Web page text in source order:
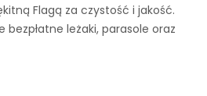
Flagą za czystość i jakość.
bezpłatne leżaki, parasole oraz